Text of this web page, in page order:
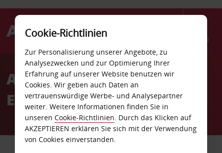
Menü
AvisAutovermietung in
Edinburgh Stadtzentrum
Cookie-Richtlinien
Zur Personalisierung unserer Angebote, zu
Analysezwecken und zur Optimierung Ihrer
Erfahrung auf unserer Website benutzen wir
Cookies. Wir geben auch Daten an
vertrauenswürdige Werbe- und Analysepartner
weiter. Weitere Informationen finden Sie in
unseren Cookie-Richtlinien. Durch das Klicken auf
AKZEPTIEREN erklären Sie sich mit der Verwendung
von Cookies einverstanden.